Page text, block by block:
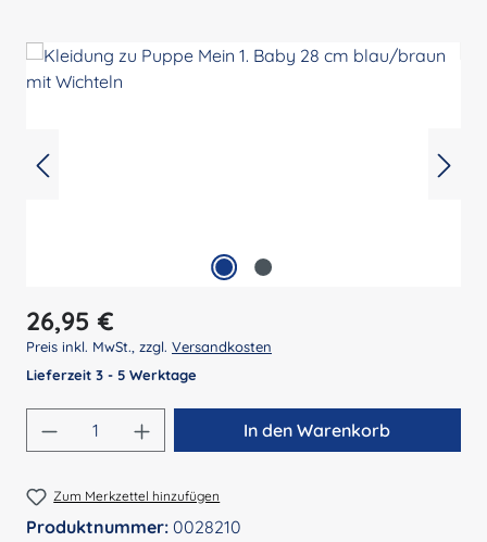
Regulärer Preis:
26,95 €
Preis inkl. MwSt., zzgl. Versandkosten
Lieferzeit 3 - 5 Werktage
Produkt Anzahl: Gib den gewünschten
In den Warenkorb
Zum Merkzettel hinzufügen
Produktnummer: 0028210